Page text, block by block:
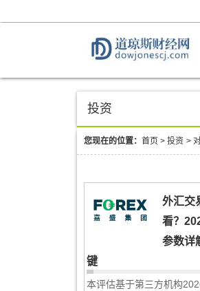
投资
您现在的位置： 首页 > 投资 >
外汇交
看？
参数详
键
本评估基于第三方机构